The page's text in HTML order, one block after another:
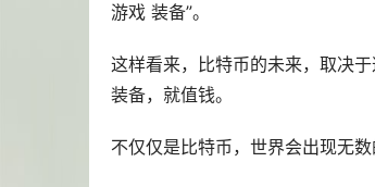
游戏 装备”。
这样看来，比特币的未来，取决
装备，就值钱。
不仅仅是比特币，世界会出现无数